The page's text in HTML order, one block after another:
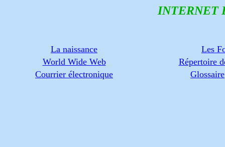
INTERNET
La naissance
Les
World Wide Web
Répertoire
Courrier électronique
Glossaire